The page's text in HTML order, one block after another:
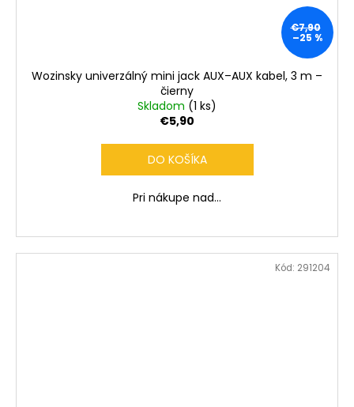
€7,90
–25 %
Wozinsky univerzálný mini jack AUX–AUX kabel, 3 m –
čierny
Skladom (1 ks)
€5,90
DO KOŠÍKA
Pri nákupe nad...
Kód: 291204